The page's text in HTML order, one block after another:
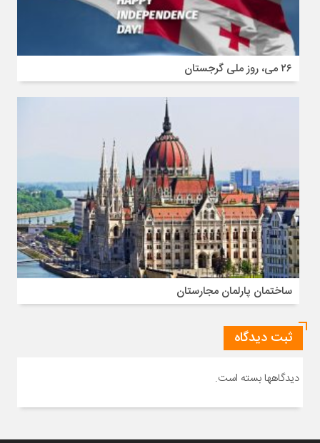
۲۶ می، روز ملی گرجستان
ساختمان پارلمان مجارستان
ثبت دیدگاه
دیدگاهها بسته است.